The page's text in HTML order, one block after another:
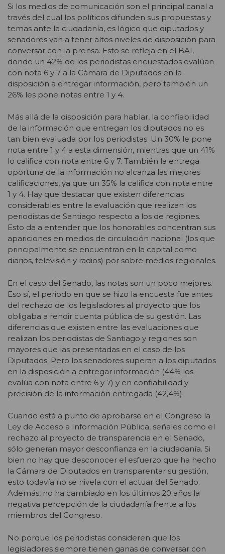
Si los medios de comunicación son el principal canal a
través del cual los políticos difunden sus propuestas y
temas ante la ciudadanía, es lógico que diputados y
senadores van a tener altos niveles de disposición para
conversar con la prensa. Esto se refleja en el BAI,
donde un 42% de los periodistas encuestados evalúan
con nota 6 y 7 a la Cámara de Diputados en la
disposición a entregar información, pero también un
26% les pone notas entre 1 y 4.
Más allá de la disposición para hablar, la confiabilidad
de la información que entregan los diputados no es
tan bien evaluada por los periodistas. Un 30% le pone
nota entre 1 y 4 a esta dimensión, mientras que un 41%
lo califica con nota entre 6 y 7. También la entrega
oportuna de la información no alcanza las mejores
calificaciones, ya que un 35% la califica con nota entre
1 y 4. Hay que destacar que existen diferencias
considerables entre la evaluación que realizan los
periodistas de Santiago respecto a los de regiones.
Esto da a entender que los honorables concentran sus
apariciones en medios de circulación nacional (los que
principalmente se encuentran en la capital como
diarios, televisión y radios) por sobre medios regionales.
En el caso del Senado, las notas son un poco mejores.
Eso sí, el periodo en que se hizo la encuesta fue antes
del rechazo de los legisladores al proyecto que los
obligaba a rendir cuenta pública de su gestión. Las
diferencias que existen entre las evaluaciones que
realizan los periodistas de Santiago y regiones son
mayores que las presentadas en el caso de los
Diputados. Pero los senadores superan a los diputados
en la disposición a entregar información (44% los
evalúa con nota entre 6 y 7) y en confiabilidad y
precisión de la información entregada (42,4%).
Cuando está a punto de aprobarse en el Congreso la
Ley de Acceso a Información Pública, señales como el
rechazo al proyecto de transparencia en el Senado,
sólo generan mayor desconfianza en la ciudadanía. Si
bien no hay que desconocer el esfuerzo que ha hecho
la Cámara de Diputados en transparentar su gestión,
esto todavía no se nivela con el actuar del Senado.
Además, no ha cambiado en los últimos 20 años la
negativa percepción de la ciudadanía frente a los
miembros del Congreso.
No porque los periodistas consideren que los
legisladores siempre tienen ganas de conversar con